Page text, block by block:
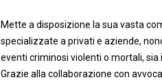
Mette a disposizione la sua vasta
specializzate a privati e aziende,
eventi criminosi violenti o mortali, sia
Grazie alla collaborazione con